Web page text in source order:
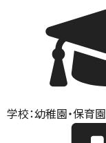
学校：幼稚園・保育園